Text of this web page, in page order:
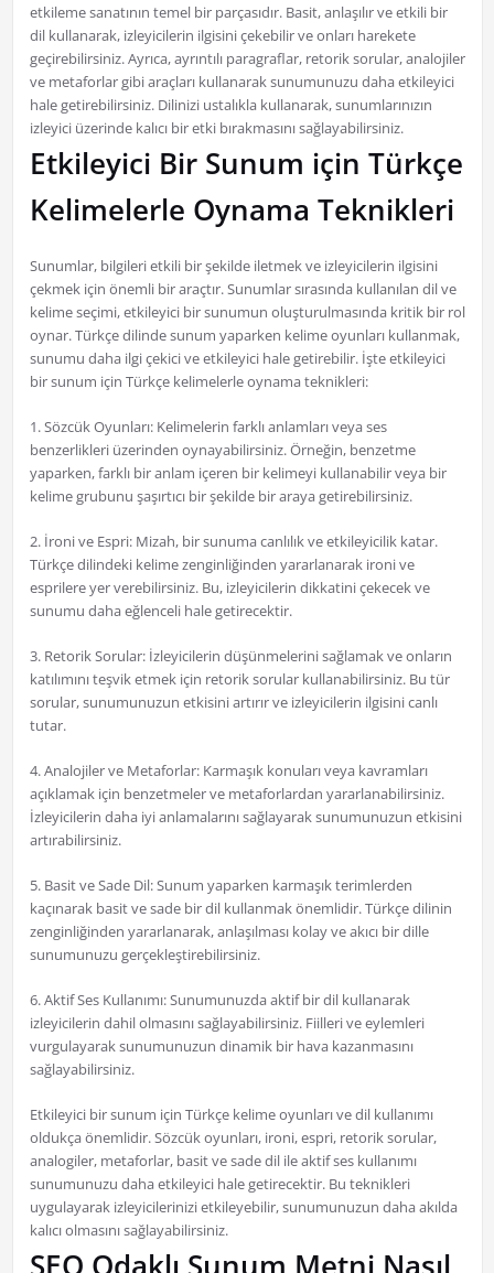
etkileme sanatının temel bir parçasıdır. Basit, anlaşılır ve etkili bir
dil kullanarak, izleyicilerin ilgisini çekebilir ve onları harekete
geçirebilirsiniz. Ayrıca, ayrıntılı paragraflar, retorik sorular, analojiler
ve metaforlar gibi araçları kullanarak sunumunuzu daha etkileyici
hale getirebilirsiniz. Dilinizi ustalıkla kullanarak, sunumlarınızın
izleyici üzerinde kalıcı bir etki bırakmasını sağlayabilirsiniz.
Etkileyici Bir Sunum için Türkçe
Kelimelerle Oynama Teknikleri
Sunumlar, bilgileri etkili bir şekilde iletmek ve izleyicilerin ilgisini
çekmek için önemli bir araçtır. Sunumlar sırasında kullanılan dil ve
kelime seçimi, etkileyici bir sunumun oluşturulmasında kritik bir rol
oynar. Türkçe dilinde sunum yaparken kelime oyunları kullanmak,
sunumu daha ilgi çekici ve etkileyici hale getirebilir. İşte etkileyici
bir sunum için Türkçe kelimelerle oynama teknikleri:
1. Sözcük Oyunları: Kelimelerin farklı anlamları veya ses
benzerlikleri üzerinden oynayabilirsiniz. Örneğin, benzetme
yaparken, farklı bir anlam içeren bir kelimeyi kullanabilir veya bir
kelime grubunu şaşırtıcı bir şekilde bir araya getirebilirsiniz.
2. İroni ve Espri: Mizah, bir sunuma canlılık ve etkileyicilik katar.
Türkçe dilindeki kelime zenginliğinden yararlanarak ironi ve
esprilere yer verebilirsiniz. Bu, izleyicilerin dikkatini çekecek ve
sunumu daha eğlenceli hale getirecektir.
3. Retorik Sorular: İzleyicilerin düşünmelerini sağlamak ve onların
katılımını teşvik etmek için retorik sorular kullanabilirsiniz. Bu tür
sorular, sunumunuzun etkisini artırır ve izleyicilerin ilgisini canlı
tutar.
4. Analojiler ve Metaforlar: Karmaşık konuları veya kavramları
açıklamak için benzetmeler ve metaforlardan yararlanabilirsiniz.
İzleyicilerin daha iyi anlamalarını sağlayarak sunumunuzun etkisini
artırabilirsiniz.
5. Basit ve Sade Dil: Sunum yaparken karmaşık terimlerden
kaçınarak basit ve sade bir dil kullanmak önemlidir. Türkçe dilinin
zenginliğinden yararlanarak, anlaşılması kolay ve akıcı bir dille
sunumunuzu gerçekleştirebilirsiniz.
6. Aktif Ses Kullanımı: Sunumunuzda aktif bir dil kullanarak
izleyicilerin dahil olmasını sağlayabilirsiniz. Fiilleri ve eylemleri
vurgulayarak sunumunuzun dinamik bir hava kazanmasını
sağlayabilirsiniz.
Etkileyici bir sunum için Türkçe kelime oyunları ve dil kullanımı
oldukça önemlidir. Sözcük oyunları, ironi, espri, retorik sorular,
analogiler, metaforlar, basit ve sade dil ile aktif ses kullanımı
sunumunuzu daha etkileyici hale getirecektir. Bu teknikleri
uygulayarak izleyicilerinizi etkileyebilir, sunumunuzun daha akılda
kalıcı olmasını sağlayabilirsiniz.
SEO Odaklı Sunum Metni Nasıl